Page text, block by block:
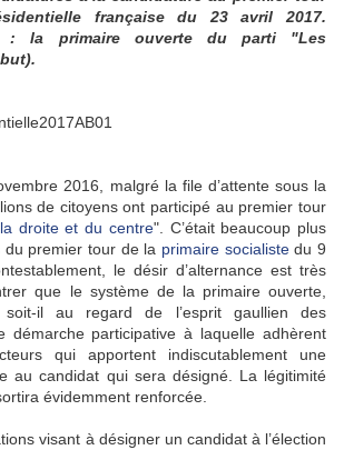
française du 23 avril 2017.
: la primaire ouverte du parti "Les
2016, malgré la file d’attente sous la
de citoyens ont participé au premier tour
droite et du centre". C’était beaucoup plus
premier tour de la primaire socialistedu 9
le désir d’alternance est très
que le système de la primaire ouverte,
soit-il au regard de l’esprit gaullien des
démarche participative à laquelle adhèrent
qui apportent indiscutablement une
au candidat qui sera désigné. La légitimité
évidemment renforcée.
visant à désigner un candidat à l’élection